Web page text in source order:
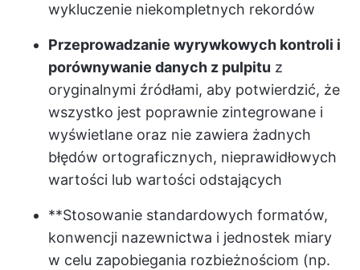
wykluczenie niekompletnych rekordów
Przeprowadzanie wyrywkowych kontroli i
porównywanie danych z pulpitu z
oryginalnymi źródłami, aby potwierdzić, że
wszystko jest poprawnie zintegrowane i
wyświetlane oraz nie zawiera żadnych
błędów ortograficznych, nieprawidłowych
wartości lub wartości odstających
**Stosowanie standardowych formatów,
konwencji nazewnictwa i jednostek miary
w celu zapobiegania rozbieżnościom (np.